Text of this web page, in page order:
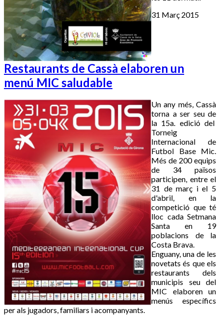
31 Març 2015
Restaurants de Cassà elaboren un
menú MIC saludable
Un any més, Cassà
torna a ser seu de
la 15a. edició del
Torneig
Internacional de
Futbol Base Mic.
Més de 200 equips
de 34 països
participen, entre el
31 de març i el 5
d'abril, en la
competició que té
lloc cada Setmana
Santa en 19
poblacions de la
Costa Brava.
Enguany, una de les
novetats és que els
restaurants dels
municipis seu del
MIC elaboren un
menús específics
per als jugadors, familiars i acompanyants.